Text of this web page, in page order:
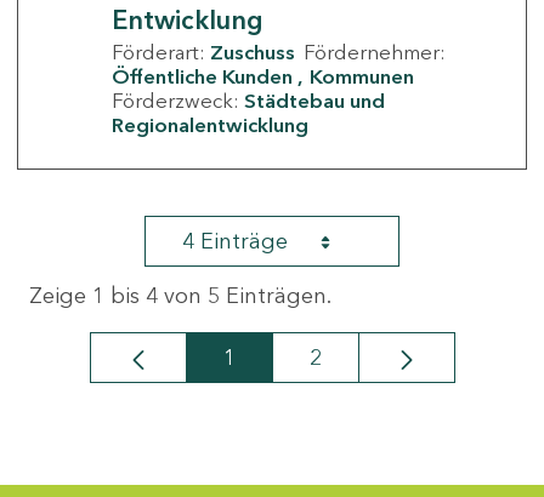
Entwicklung
Förderart: Zuschuss Fördernehmer:
Öffentliche Kunden
Kommunen
Förderzweck: Städtebau und
Regionalentwicklung
4 Einträge
Zeige 1 bis 4 von 5 Einträgen.
Seite
1 Seite
2